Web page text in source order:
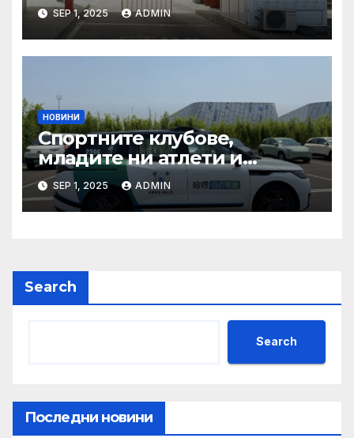
туризма и контролните
органи откриха нарушения
при пътувания
SEP 1, 2025 ADMIN
НОВИНИ
Спортните клубове,
младите ни атлети и
техните треньори имат
нужда от нашата подкрепа
и ние ще им я осигурим
SEP 1, 2025 ADMIN
Search
Search
Последни новини